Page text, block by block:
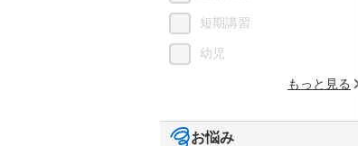
短期講習
幼児
もっと見る
お悩み